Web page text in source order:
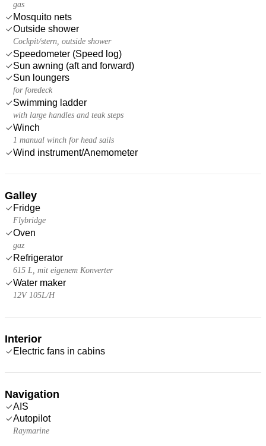
gas
Mosquito nets
Outside shower
Cockpit/stern, outside shower
Speedometer (Speed log)
Sun awning (aft and forward)
Sun loungers
for foredeck
Swimming ladder
with large handles and teak steps
Winch
1 manual winch for head sails
Wind instrument/Anemometer
Galley
Fridge
Flybridge
Oven
gaz
Refrigerator
615 L, mit eigenem Konverter
Water maker
12V 105L/H
Interior
Electric fans in cabins
Navigation
AIS
Autopilot
Raymarine